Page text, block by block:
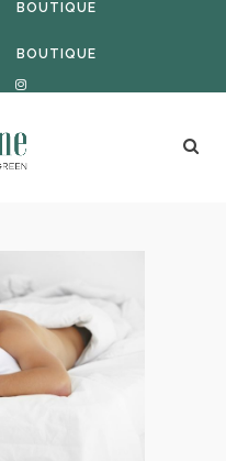
BOUTIQUE
BOUTIQUE